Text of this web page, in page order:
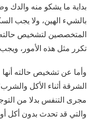
بداية ما يشكو منه والدك
بالشيء الهين، ولا يجب
المتخصصين لتشخيص
تكرر مثل هذه الأمور،
وأما عن تشخيص حالته
الشرقة أثناء الأكل
مجرى التنفس بدلا من
والتي قد تحدث بدون أكل